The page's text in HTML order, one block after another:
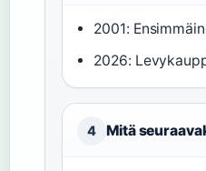
2001:
2026:
4 Mitä